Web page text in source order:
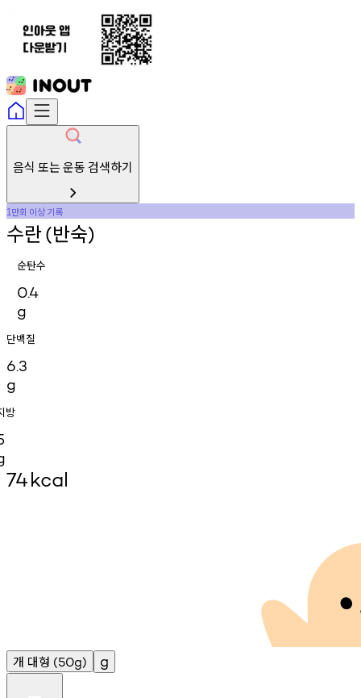
음식 또는 운동 검색하기
1만회 이상기록
수란(반숙)
순탄수
0.4
g
단백질
6.3
g
방
74kcal
개 대형 (50g) g